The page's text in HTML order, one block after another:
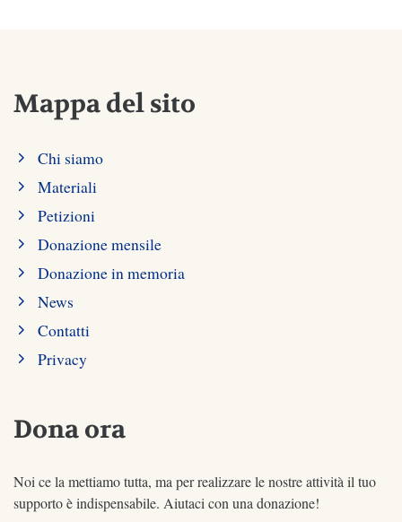
Mappa del sito
Chi siamo
Materiali
Petizioni
Donazione mensile
Donazione in memoria
News
Contatti
Privacy
Dona ora
Noi ce la mettiamo tutta, ma per realizzare le nostre attività il tuo
supporto è indispensabile. Aiutaci con una donazione!